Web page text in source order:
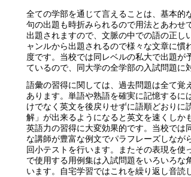
全ての学部を通じて言えることは、基本
句の出題も時折みられるので用法とあわせ
出題されますので、文脈の中での語の正し
ャンルから出題されるので様々な文章に
度です。当校では同レベルの私大で出題が
ているので、同大学の全学部の入試問題に
語彙の習得に関しては、過去問題は全て
あります。単語や熟語を確実に記憶する
けでなく英文を後戻りせずに語順どおり
解」が出来るようになると英文を速くしか
英語力の習得に大変効果的です。当校では
な講師が豊富な例文でパラフレーズしな
回小テストを行います。またその表現を
で使用する用例集は入試問題をいろいろ
います。自宅学習ではこれを繰り返し音読